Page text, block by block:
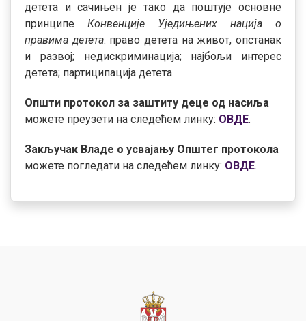
детета и сачињен је тако да поштује основне
принципе Конвенције Уједињених нација о
правима детета: право детета на живот, опстанак
и развој; недискриминација; најбољи интерес
детета; партиципација детета.
Општи протокол за заштиту деце од насиља
можете преузети на следећем линку: ОВДЕ.
Закључак Владе о усвајању Општег протокола
можете погледати на следећем линку: ОВДЕ.